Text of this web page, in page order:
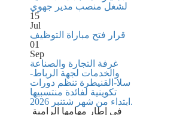
لشغل منصب مدير جهوي
15
Jul
قرار فتح مباراة التوظيف
01
Sep
غرفة التجارة والصناعة
والخدمات لجهة الرباط-
سلا-القنيطرة تنظم دورات
تكوينية لفائدة منتسبيها
ابتداء من شهر شتنبر 2026.